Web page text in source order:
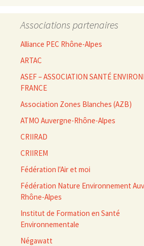
Associations partenaires
Alliance PEC Rhône-Alpes
ARTAC
ASEF – ASSOCIATION SANTÉ
FRANCE
Association Zones Blanches (AZB)
ATMO Auvergne-Rhône-Alpes
CRIIRAD
CRIIREM
Fédération l'Air et moi
Fédération Nature Environnement
Rhône-Alpes
Institut de Formation en Santé
Environnementale
Négawatt